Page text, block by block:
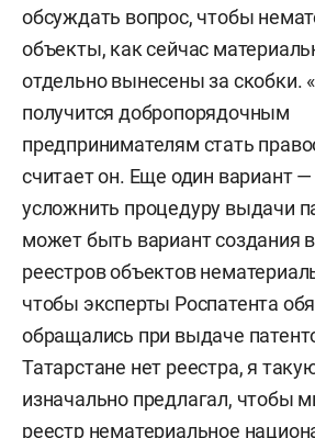
обсуждать вопрос, чтобы
объекты, как сейчас
отдельно вынесены за скобки.
получится добропорядочным
предпринимателям стать
считает он. Еще один вариант
усложнить процедуру выдачи
может быть вариант создания
реестров объектов
чтобы эксперты Роспатента
обращались при выдаче
Татарстане нет реестра, я
изначально предлагал, чтобы
реестр нематериальное